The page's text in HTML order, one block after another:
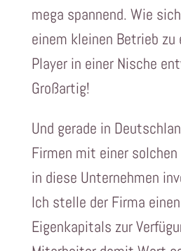
mega spannend. Wie
einem kleinen Betrieb zu
Player in einer Nische
Großartig!
Und gerade in
Firmen mit einer
in diese Unternehmen
Ich stelle der Firma
Eigenkapitals zur